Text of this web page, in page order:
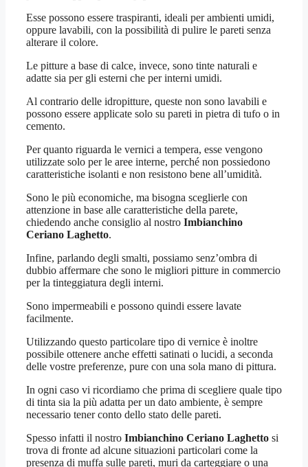
Esse possono essere traspiranti, ideali per ambienti umidi,
oppure lavabili, con la possibilità di pulire le pareti senza
alterare il colore.
Le pitture a base di calce, invece, sono tinte naturali e
adatte sia per gli esterni che per interni umidi.
Al contrario delle idropitture, queste non sono lavabili e
possono essere applicate solo su pareti in pietra di tufo o in
cemento.
Per quanto riguarda le vernici a tempera, esse vengono
utilizzate solo per le aree interne, perché non possiedono
caratteristiche isolanti e non resistono bene all’umidità.
Sono le più economiche, ma bisogna sceglierle con
attenzione in base alle caratteristiche della parete,
chiedendo anche consiglio al nostro Imbianchino
Ceriano Laghetto.
Infine, parlando degli smalti, possiamo senz’ombra di
dubbio affermare che sono le migliori pitture in commercio
per la tinteggiatura degli interni.
Sono impermeabili e possono quindi essere lavate
facilmente.
Utilizzando questo particolare tipo di vernice è inoltre
possibile ottenere anche effetti satinati o lucidi, a seconda
delle vostre preferenze, pure con una sola mano di pittura.
In ogni caso vi ricordiamo che prima di scegliere quale tipo
di tinta sia la più adatta per un dato ambiente, è sempre
necessario tener conto dello stato delle pareti.
Spesso infatti il nostro Imbianchino Ceriano Laghetto si
trova di fronte ad alcune situazioni particolari come la
presenza di muffa sulle pareti, muri da carteggiare o una